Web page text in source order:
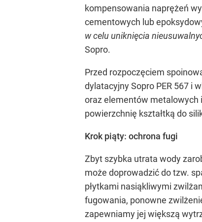
kompensowania naprężeń
cementowych lub
w celu uniknięcia
Sopro.
Przed rozpoczęciem
dylatacyjny Sopro PER 567 i
oraz elementów metalowych
powierzchnię kształtką do
Krok piąty: ochrona fugi
Zbyt szybka utrata wody
może doprowadzić do tzw.
płytkami nasiąkliwymi
fugowania, ponowne
zapewniamy jej większą